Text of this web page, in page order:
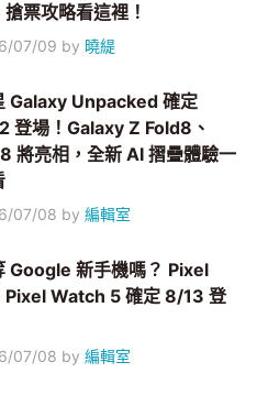
搶票攻略看這裡！
07/09 by 曉緹
Galaxy Unpacked 確定
登場！Galaxy Z Fold8、
將亮相，全新 AI 摺疊體驗一
07/08 by編輯室
Google 新手機嗎？ Pixel
Pixel Watch 5 確定 8/13 登
07/08 by編輯室